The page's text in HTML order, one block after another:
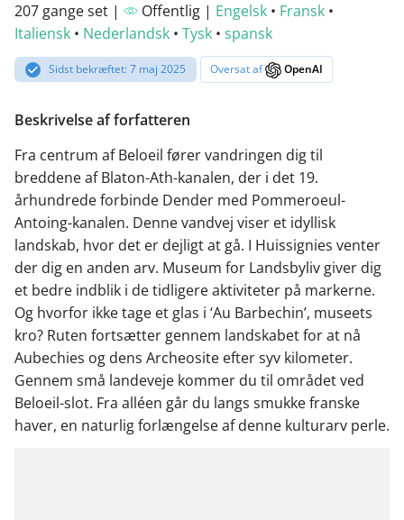
207 gange set | Offentlig | Engelsk • Fransk •
Italiensk • Nederlandsk • Tysk • spansk
Sidst bekræftet: 7 maj 2025 Oversat af OpenAI
Beskrivelse af forfatteren
Fra centrum af Beloeil fører vandringen dig til
breddene af Blaton-Ath-kanalen, der i det 19.
århundrede forbinde Dender med Pommeroeul-
Antoing-kanalen. Denne vandvej viser et idyllisk
landskab, hvor det er dejligt at gå. I Huissignies venter
der dig en anden arv. Museum for Landsbyliv giver dig
et bedre indblik i de tidligere aktiviteter på markerne.
Og hvorfor ikke tage et glas i ‘Au Barbechin’, museets
kro? Ruten fortsætter gennem landskabet for at nå
Aubechies og dens Archeosite efter syv kilometer.
Gennem små landeveje kommer du til området ved
Beloeil-slot. Fra alléen går du langs smukke franske
haver, en naturlig forlængelse af denne kulturarv perle.